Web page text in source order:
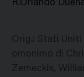
R.Orlando
Orig.: Stati
omonimo di
Zemeckis,